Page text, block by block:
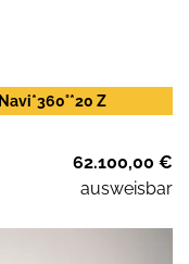
Z
62.100,00 €
ausweisbar